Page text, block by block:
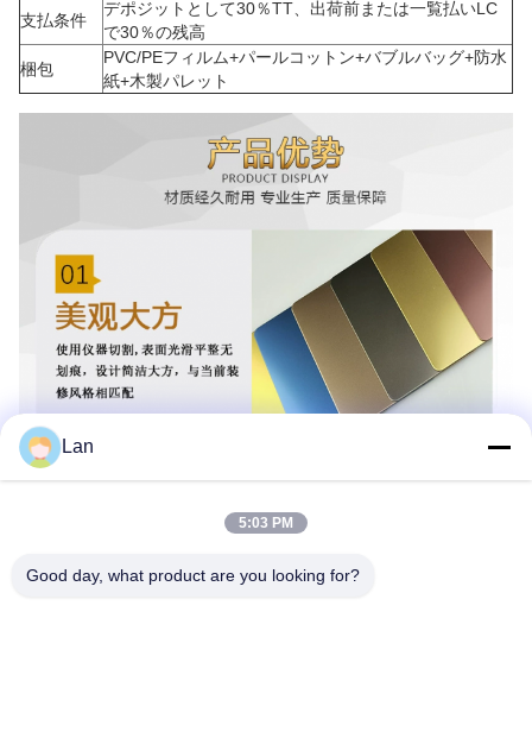
支払条件
デポジットとして30％TT、出荷前または一覧払いLC
で30％の残高
梱包
PVC/PEフィルム+パールコットン+バブルバッグ+防水
紙+木製パレット
Lan
5:03 PM
Good day, what product are you looking for?